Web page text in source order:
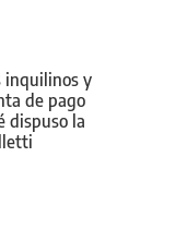
inquilinos y
de pago
dispuso la